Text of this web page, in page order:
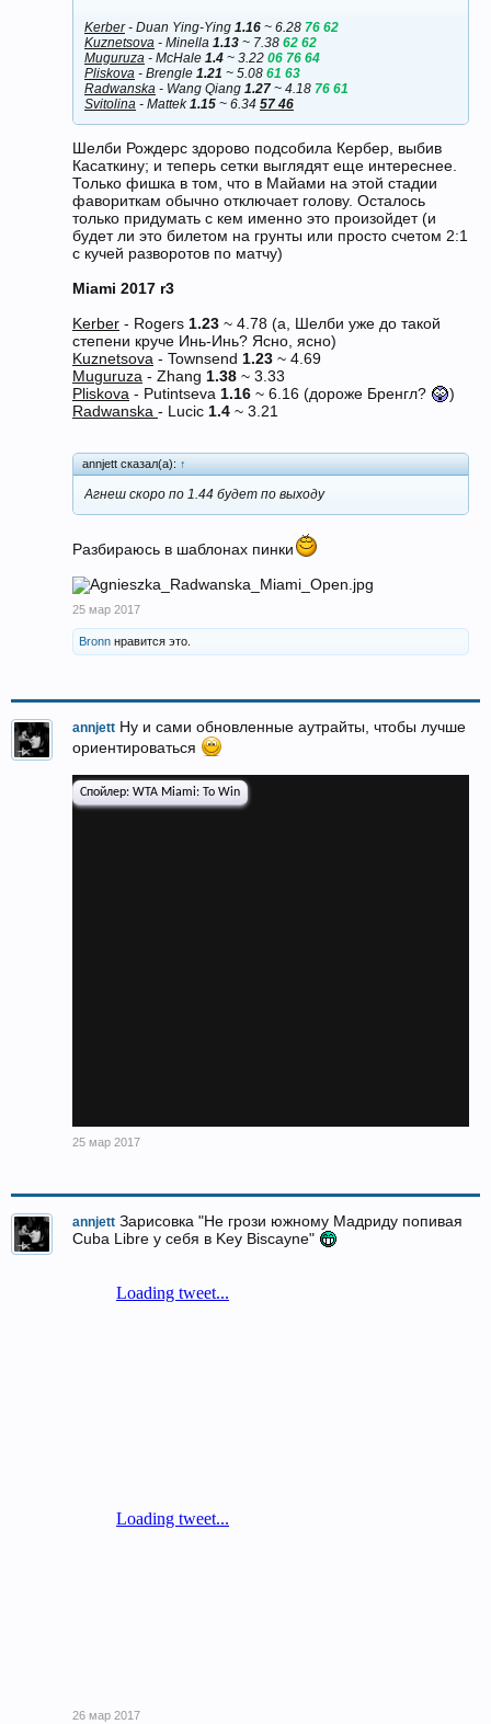
Kerber- Duan Ying-Ying 1.16 ~ 6.28 76 62
Kuznetsova - Minella 1.13 ~ 7.38 62 62
Muguruza - McHale 1.4 ~ 3.22 06 76 64
Pliskova - Brengle 1.21 ~ 5.08 61 63
Radwanska - Wang Qiang 1.27 ~ 4.18 76 61
Svitolina - Mattek1.15 ~ 6.34 57 46
Шелби Рождерс здорово подсобила Кербер, выбив
Касаткину; и теперь сетки выглядят еще интереснее.
Только фишка в том, что в Майами на этой стадии
фавориткам обычно отключает голову. Осталось
только придумать с кем именно это произойдет (и
будет ли это билетом на грунты или просто счетом 2:1
с кучей разворотов по матчу)
Miami 2017 r3
Kerber - Rogers 1.23 ~ 4.78 (а, Шелби уже до такой
степени круче Инь-Инь? Ясно, ясно)
Kuznetsova - Townsend 1.23 ~ 4.69
Muguruza - Zhang 1.38 ~ 3.33
Pliskova - Putintseva 1.16 ~ 6.16 (дороже Бренгл?
)
Radwanska - Lucic 1.4 ~ 3.21
annjett сказал(а): ↑
Агнеш скоро по 1.44 будет по выходу
Разбираюсь в шаблонах пинки
25 мар 2017
Bronn нравится это.
annjett Ну и сами обновленные аутрайты, чтобы лучше
ориентироваться
Спойлер: WTA Miami: To Win
25 мар 2017
annjett Зарисовка "Не грози южному Мадриду попивая
Cuba Libre у себя в Key Biscayne"
26 мар 2017